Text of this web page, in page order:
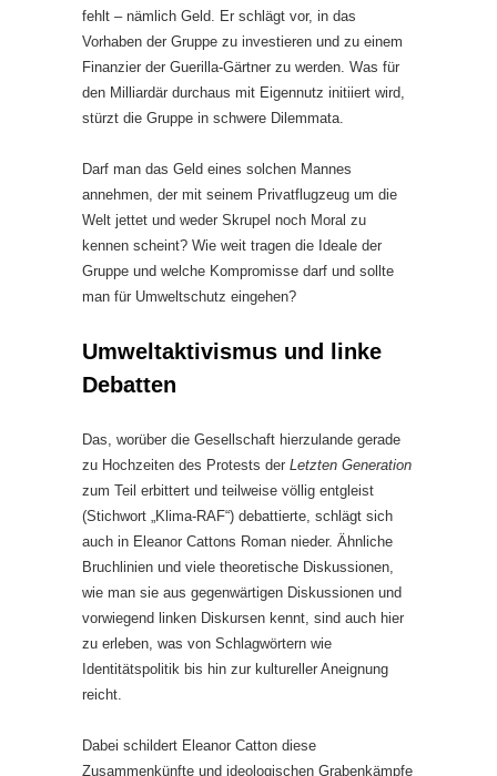
fehlt – nämlich Geld. Er schlägt vor, in das
Vorhaben der Gruppe zu investieren und zu einem
Finanzier der Guerilla-Gärtner zu werden. Was für
den Milliardär durchaus mit Eigennutz initiiert wird,
stürzt die Gruppe in schwere Dilemmata.
Darf man das Geld eines solchen Mannes
annehmen, der mit seinem Privatflugzeug um die
Welt jettet und weder Skrupel noch Moral zu
kennen scheint? Wie weit tragen die Ideale der
Gruppe und welche Kompromisse darf und sollte
man für Umweltschutz eingehen?
Umweltaktivismus und linke
Debatten
Das, worüber die Gesellschaft hierzulande gerade
zu Hochzeiten des Protests der Letzten Generation
zum Teil erbittert und teilweise völlig entgleist
(Stichwort „Klima-RAF“) debattierte, schlägt sich
auch in Eleanor Cattons Roman nieder. Ähnliche
Bruchlinien und viele theoretische Diskussionen,
wie man sie aus gegenwärtigen Diskussionen und
vorwiegend linken Diskursen kennt, sind auch hier
zu erleben, was von Schlagwörtern wie
Identitätspolitik bis hin zur kultureller Aneignung
reicht.
Dabei schildert Eleanor Catton diese
Zusammenkünfte und ideologischen Grabenkämpfe